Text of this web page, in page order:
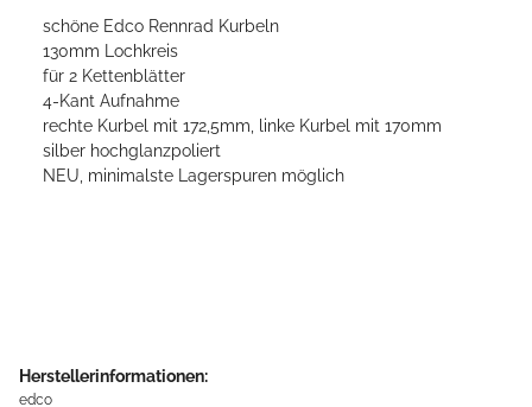
schöne Edco Rennrad Kurbeln
130mm Lochkreis
für 2 Kettenblätter
4-Kant Aufnahme
rechte Kurbel mit 172,5mm, linke Kurbel mit 170mm
silber hochglanzpoliert
NEU, minimalste Lagerspuren möglich
Herstellerinformationen:
edco